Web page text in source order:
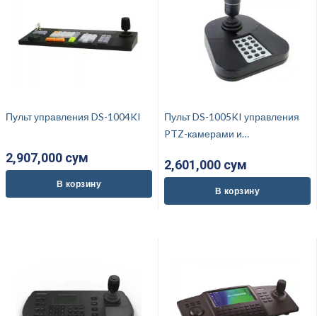
Пульт управления DS-1004KI
2,907,000 cум
В корзину
Пульт DS-1005KI управления
PTZ-камерами и
2,601,000 cум
В корзину